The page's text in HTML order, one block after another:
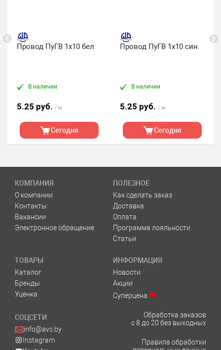
Провод ПуГВ 1х10 бел
В наличии
5.25 руб. / м
Сегодня
Провод ПуГВ 1х10 син
В наличии
5.25 руб. / м
Сегодня
КОМПАНИЯ
О компании
Контакты
Вакансии
Электронное обращение
ПОЛЕЗНОЕ
Как сделать заказ
Доставка
Оплата
Программа лояльности
Статьи
ТОВАРЫ
Каталог
Бренды
Уценка
ИНФОРМАЦИЯ
Новости
Акции
Суперцена
СОЦСЕТИ
info@avs.by
Instagram
Обработка заказов
с 8 до 20 без выходных
Правила обработки